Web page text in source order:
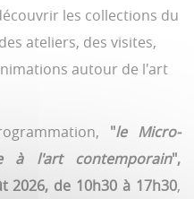
les collections du
ateliers, des visites,
autour de l'art
"le Micro-
à l'art contemporain",
2026, de 10h30 à 17h30,